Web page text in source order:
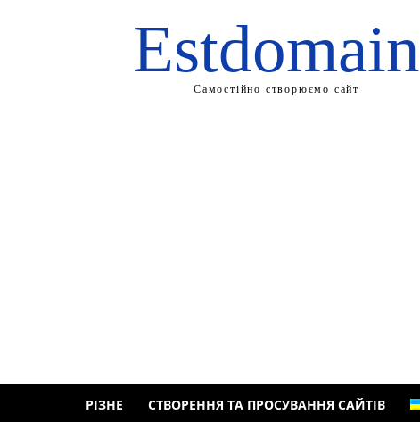
Estdomain
Самостійно створюємо сайт
РІЗНЕ СТВОРЕННЯ ТА ПРОСУВАННЯ САЙТІВ